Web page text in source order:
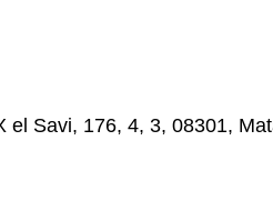
el Savi, 176, 4, 3, 08301,